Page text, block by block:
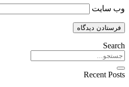
وب‌ سایت
Search
Recent Posts